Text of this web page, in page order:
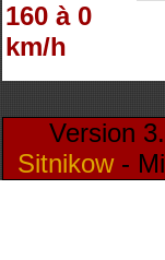
160 à 0
km/h
Version
Sitnikow-